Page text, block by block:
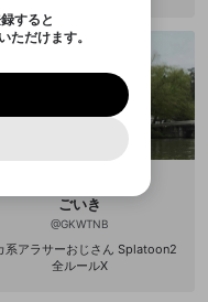
イブ配信やってます！！是非見
てね！ Twitter→http://twitter.c
Hulclu0610 YouTube→https://w
channel/UCUwaO
ディスコ、
もやってます！ ディスコID→
くぅ#4918 サブ垢ディスコID→
くぅ【サブ垢】#2754 Skypena
はるくぅ♪♪ 詳しくはDMで....
ごいき
@GKWTNB
系アラサーおじさん Splatoon2
全ルールX
はい
OK
選択
ると、そのプレイ
ません
を確認しました。
ップ
ーポリシー・外部
ン
ーポリシー・外部
ウントを作成する
すると
だけます。
の向上を目的
は、生年月の
イン）が受信拒否設
さい。
0
約に違反しているか
ます。
ーサービスで、
Discordに関してのお
せん。Discordの仕
提供が終了する可能
事項